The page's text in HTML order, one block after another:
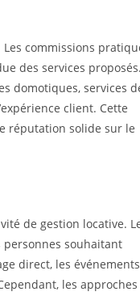
commissions
des services proposés.
domotiques, services
client. Cette
réputation solide sur le
de gestion locative.
souhaitant
direct, les événements
les approches